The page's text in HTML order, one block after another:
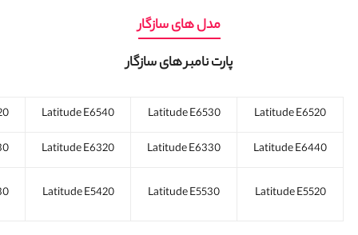
مدل های سازگار
پارت نامبر های سازگار
Latitude E6520
Latitude E6530
Latitude E6540
Latitude E6440
Latitude E6330
Latitude E6320
Latitude E5520
Latitude E5530
Latitude E5420